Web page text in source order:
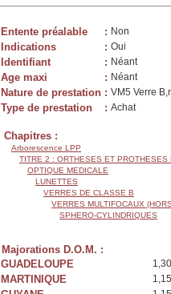
Entente préalable : Non
Indications : Oui
Identifiant : Néant
Age maxi : Néant
Nature de prestation : VM5 Verre
Type de prestation : Achat
Chapitres :
Arborescence LPP
TITRE 2 : ORTHESES ET PROTHESES
OPTIQUE MEDICALE
LUNETTES
VERRES DE CLASSE B
VERRES MULTIFOCAUX
SPHERO-CYLINDRIQUES
Majorations D.O.M. :
GUADELOUPE
MARTINIQUE